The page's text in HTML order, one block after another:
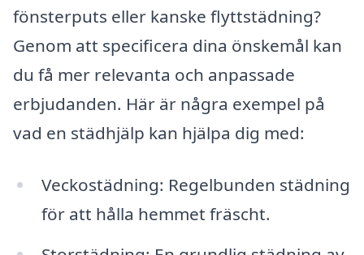
fönsterputs eller kanske flyttstädning?
Genom att specificera dina önskemål kan
du få mer relevanta och anpassade
erbjudanden. Här är några exempel på
vad en städhjälp kan hjälpa dig med:
Veckostädning: Regelbunden städning
för att hålla hemmet fräscht.